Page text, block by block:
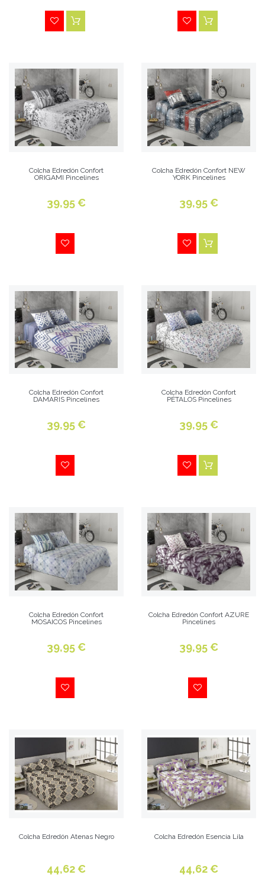
Colcha Edredón Confort
ORIGAMI Pincelines
39,95 €
Colcha Edredón Confort NEW
YORK Pincelines
39,95 €
Colcha Edredón Confort
DAMARIS Pincelines
39,95 €
Colcha Edredón Confort
PÉTALOS Pincelines
39,95 €
Colcha Edredón Confort
MOSAICOS Pincelines
39,95 €
Colcha Edredón Confort AZURE
Pincelines
39,95 €
Colcha Edredón Atenas Negro
44,62 €
Colcha Edredón Esencia Lila
44,62 €